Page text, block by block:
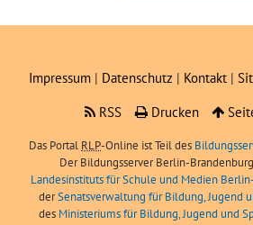
Impressum | Datenschutz | Kontakt |
RSS
Drucken
Das Portal RLP-Online ist Teil des
Der Bildungsserver Berlin-
Landesinstituts für Schule und Medien
derSenatsverwaltung für Bildung, Jugend
des Ministeriums für Bildung, Jugend und